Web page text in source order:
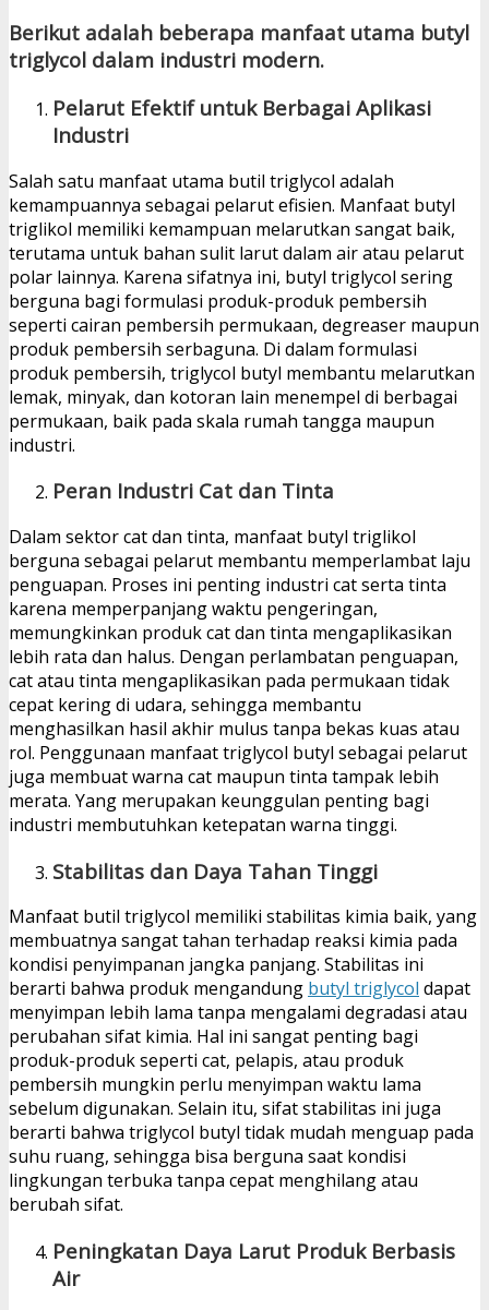
Berikut adalah beberapa manfaat utama butyl
triglycol dalam industri modern.
Pelarut Efektif untuk Berbagai Aplikasi
Industri
Salah satu manfaat utama butil triglycol adalah
kemampuannya sebagai pelarut efisien. Manfaat butyl
triglikol memiliki kemampuan melarutkan sangat baik,
terutama untuk bahan sulit larut dalam air atau pelarut
polar lainnya. Karena sifatnya ini, butyl triglycol sering
berguna bagi formulasi produk-produk pembersih
seperti cairan pembersih permukaan, degreaser maupun
produk pembersih serbaguna. Di dalam formulasi
produk pembersih, triglycol butyl membantu melarutkan
lemak, minyak, dan kotoran lain menempel di berbagai
permukaan, baik pada skala rumah tangga maupun
industri.
Peran Industri Cat dan Tinta
Dalam sektor cat dan tinta, manfaat butyl triglikol
berguna sebagai pelarut membantu memperlambat laju
penguapan. Proses ini penting industri cat serta tinta
karena memperpanjang waktu pengeringan,
memungkinkan produk cat dan tinta mengaplikasikan
lebih rata dan halus. Dengan perlambatan penguapan,
cat atau tinta mengaplikasikan pada permukaan tidak
cepat kering di udara, sehingga membantu
menghasilkan hasil akhir mulus tanpa bekas kuas atau
rol. Penggunaan manfaat triglycol butyl sebagai pelarut
juga membuat warna cat maupun tinta tampak lebih
merata. Yang merupakan keunggulan penting bagi
industri membutuhkan ketepatan warna tinggi.
Stabilitas dan Daya Tahan Tinggi
Manfaat butil triglycol memiliki stabilitas kimia baik, yang
membuatnya sangat tahan terhadap reaksi kimia pada
kondisi penyimpanan jangka panjang. Stabilitas ini
berarti bahwa produk mengandung butyl triglycol dapat
menyimpan lebih lama tanpa mengalami degradasi atau
perubahan sifat kimia. Hal ini sangat penting bagi
produk-produk seperti cat, pelapis, atau produk
pembersih mungkin perlu menyimpan waktu lama
sebelum digunakan. Selain itu, sifat stabilitas ini juga
berarti bahwa triglycol butyl tidak mudah menguap pada
suhu ruang, sehingga bisa berguna saat kondisi
lingkungan terbuka tanpa cepat menghilang atau
berubah sifat.
Peningkatan Daya Larut Produk Berbasis
Air